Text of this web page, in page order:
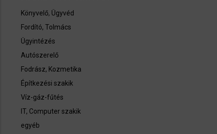
Könyvelő, Ügyvéd
Fordító, Tolmács
Ügyintézés
Autószerelő
Fodrász, Kozmetika
Építkezési szakik
Víz-gáz-fűtés
IT, Computer szakik
egyéb